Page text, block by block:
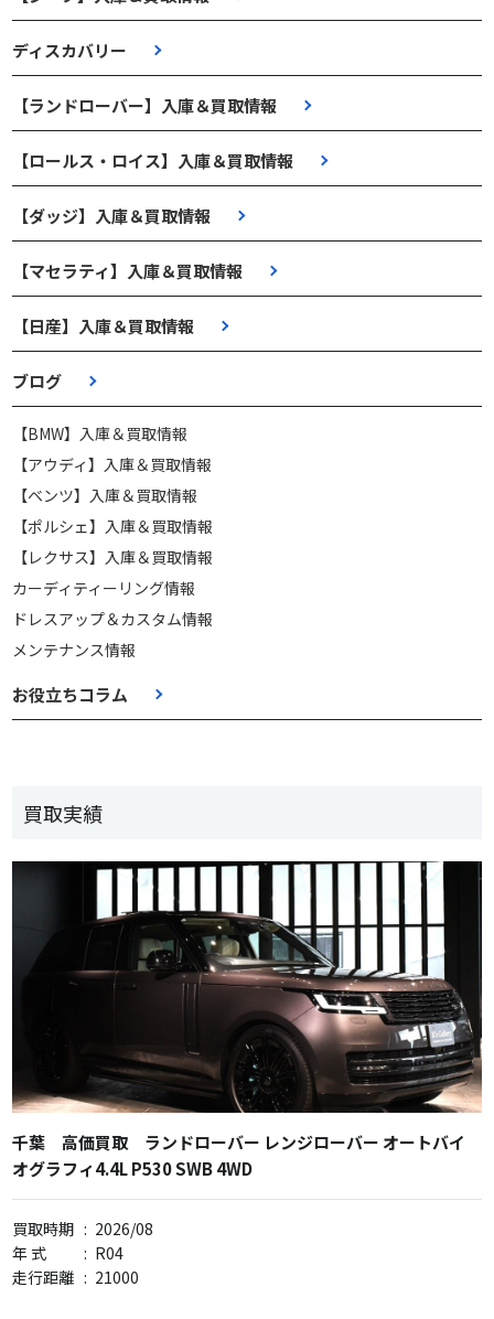
ディスカバリー
【ランドローバー】入庫＆買取情報
【ロールス・ロイス】入庫＆買取情報
【ダッジ】入庫＆買取情報
【マセラティ】入庫＆買取情報
【日産】入庫＆買取情報
ブログ
【BMW】入庫＆買取情報
【アウディ】入庫＆買取情報
【ベンツ】入庫＆買取情報
【ポルシェ】入庫＆買取情報
【レクサス】入庫＆買取情報
カーディティーリング情報
ドレスアップ＆カスタム情報
メンテナンス情報
お役立ちコラム
買取実績
千葉 高価買取 ランドローバー レンジローバー オートバイ
オグラフィ4.4L P530 SWB 4WD
買取時期 : 2026/08
年 式
: R04
走行距離 : 21000